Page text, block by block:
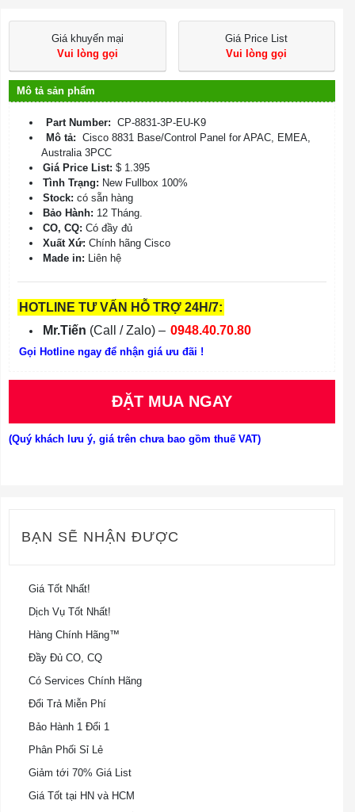
Giá khuyến mại
Vui lòng gọi
Giá Price List
Vui lòng gọi
Mô tả sản phẩm
Part Number: CP-8831-3P-EU-K9
Mô tả: Cisco 8831 Base/Control Panel for APAC, EMEA,
Australia 3PCC
Giá Price List: $ 1.395
Tình Trạng: New Fullbox 100%
Stock: có sẵn hàng
Bảo Hành: 12 Tháng.
CO, CQ: Có đầy đủ
Xuất Xứ: Chính hãng Cisco
Made in: Liên hệ
HOTLINE TƯ VẤN HỖ TRỢ 24H/7:
Mr.Tiến (Call / Zalo) – 0948.40.70.80
Gọi Hotline ngay để nhận giá ưu đãi !
ĐẶT MUA NGAY
(Quý khách lưu ý, giá trên chưa bao gồm thuế VAT)
BẠN SẼ NHẬN ĐƯỢC
Giá Tốt Nhất!
Dịch Vụ Tốt Nhất!
Hàng Chính Hãng™
Đầy Đủ CO, CQ
Có Services Chính Hãng
Đổi Trả Miễn Phí
Bảo Hành 1 Đổi 1
Phân Phối Sỉ Lẻ
Giảm tới 70% Giá List
Giá Tốt tại HN và HCM